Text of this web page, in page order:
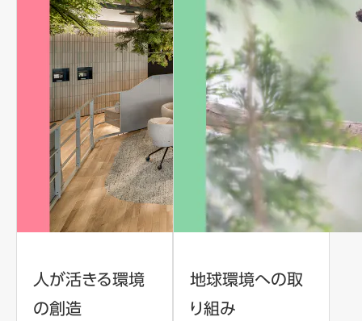
人が活きる環境
の創造
地球環境への取
り組み